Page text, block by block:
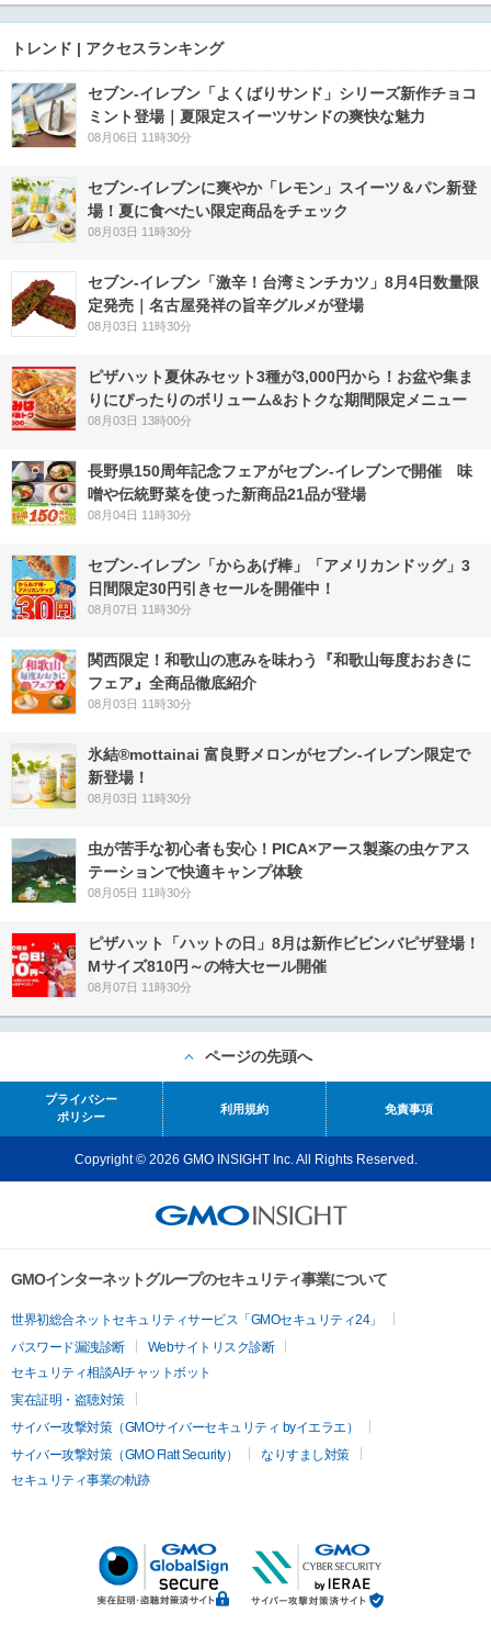
トレンド | アクセスランキング
セブン‐イレブン「よくばりサンド」シリーズ新作チョコ
ミント登場｜夏限定スイーツサンドの爽快な魅力
08月06日 11時30分
セブン‐イレブンに爽やか「レモン」スイーツ＆パン新登
場！夏に食べたい限定商品をチェック
08月03日 11時30分
セブン-イレブン「激辛！台湾ミンチカツ」8月4日数量限
定発売｜名古屋発祥の旨辛グルメが登場
08月03日 11時30分
ピザハット夏休みセット3種が3,000円から！お盆や集ま
りにぴったりのボリューム&おトクな期間限定メニュー
08月03日 13時00分
長野県150周年記念フェアがセブン-イレブンで開催 味
噌や伝統野菜を使った新商品21品が登場
08月04日 11時30分
セブン‐イレブン「からあげ棒」「アメリカンドッグ」3
日間限定30円引きセールを開催中！
08月07日 11時30分
関西限定！和歌山の恵みを味わう『和歌山毎度おおきに
フェア』全商品徹底紹介
08月03日 11時30分
氷結®mottainai 富良野メロンがセブン‐イレブン限定で
新登場！
08月03日 11時30分
虫が苦手な初心者も安心！PICA×アース製薬の虫ケアス
テーションで快適キャンプ体験
08月05日 11時30分
ピザハット「ハットの日」8月は新作ビビンバピザ登場！
Mサイズ810円～の特大セール開催
08月07日 11時30分
ページの先頭へ
プライバシー
ポリシー
利用規約 免責事項
Copyright © 2026 GMO INSIGHT Inc. All Rights Reserved.
GMOインターネットグループのセキュリティ事業について
世界初総合ネットセキュリティサービス「GMOセキュリティ24」
パスワード漏洩診断
Webサイトリスク診断
セキュリティ相談AIチャットボット
実在証明・盗聴対策
サイバー攻撃対策（GMOサイバーセキュリティ byイエラエ）
サイバー攻撃対策（GMO Flatt Security）
なりすまし対策
セキュリティ事業の軌跡